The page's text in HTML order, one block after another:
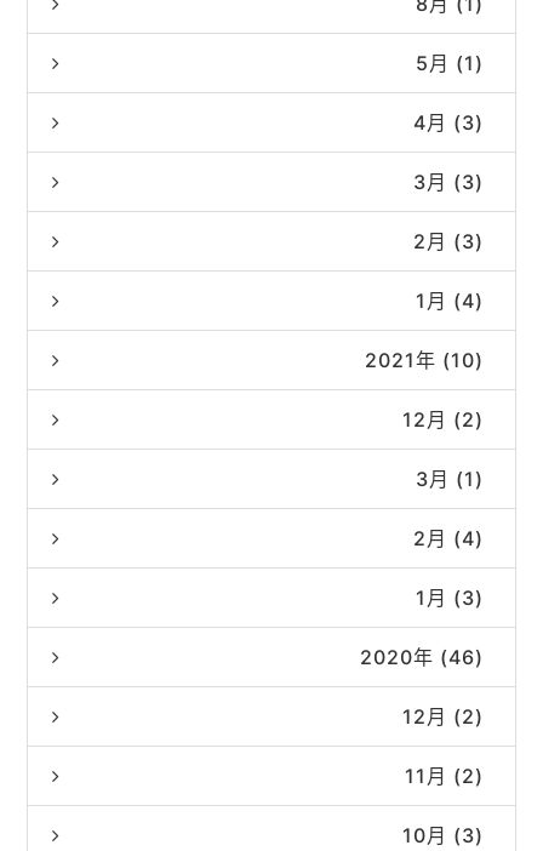
5月 (1)
4月 (3)
3月 (3)
2月 (3)
1月 (4)
2021年 (10)
12月 (2)
3月 (1)
2月 (4)
1月 (3)
2020年 (46)
12月 (2)
11月 (2)
10月 (3)